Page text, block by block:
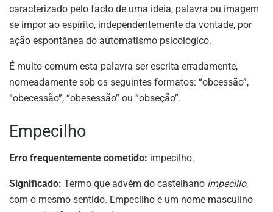
caracterizado pelo facto de uma ideia, palavra ou imagem
se impor ao espírito, independentemente da vontade, por
ação espontânea do automatismo psicológico.
É muito comum esta palavra ser escrita erradamente,
nomeadamente sob os seguintes formatos: “obcessão”,
“obecessão”, “obesessão” ou “obseção”.
Empecilho
Erro frequentemente cometido: impecilho.
Significado: Termo que advém do castelhano impecillo,
com o mesmo sentido. Empecilho é um nome masculino